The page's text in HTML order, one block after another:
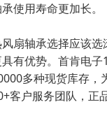
使用寿命更加长。
轴承选择应该选
有优势。首肯电
多种现货库存，
客户服务团队，正